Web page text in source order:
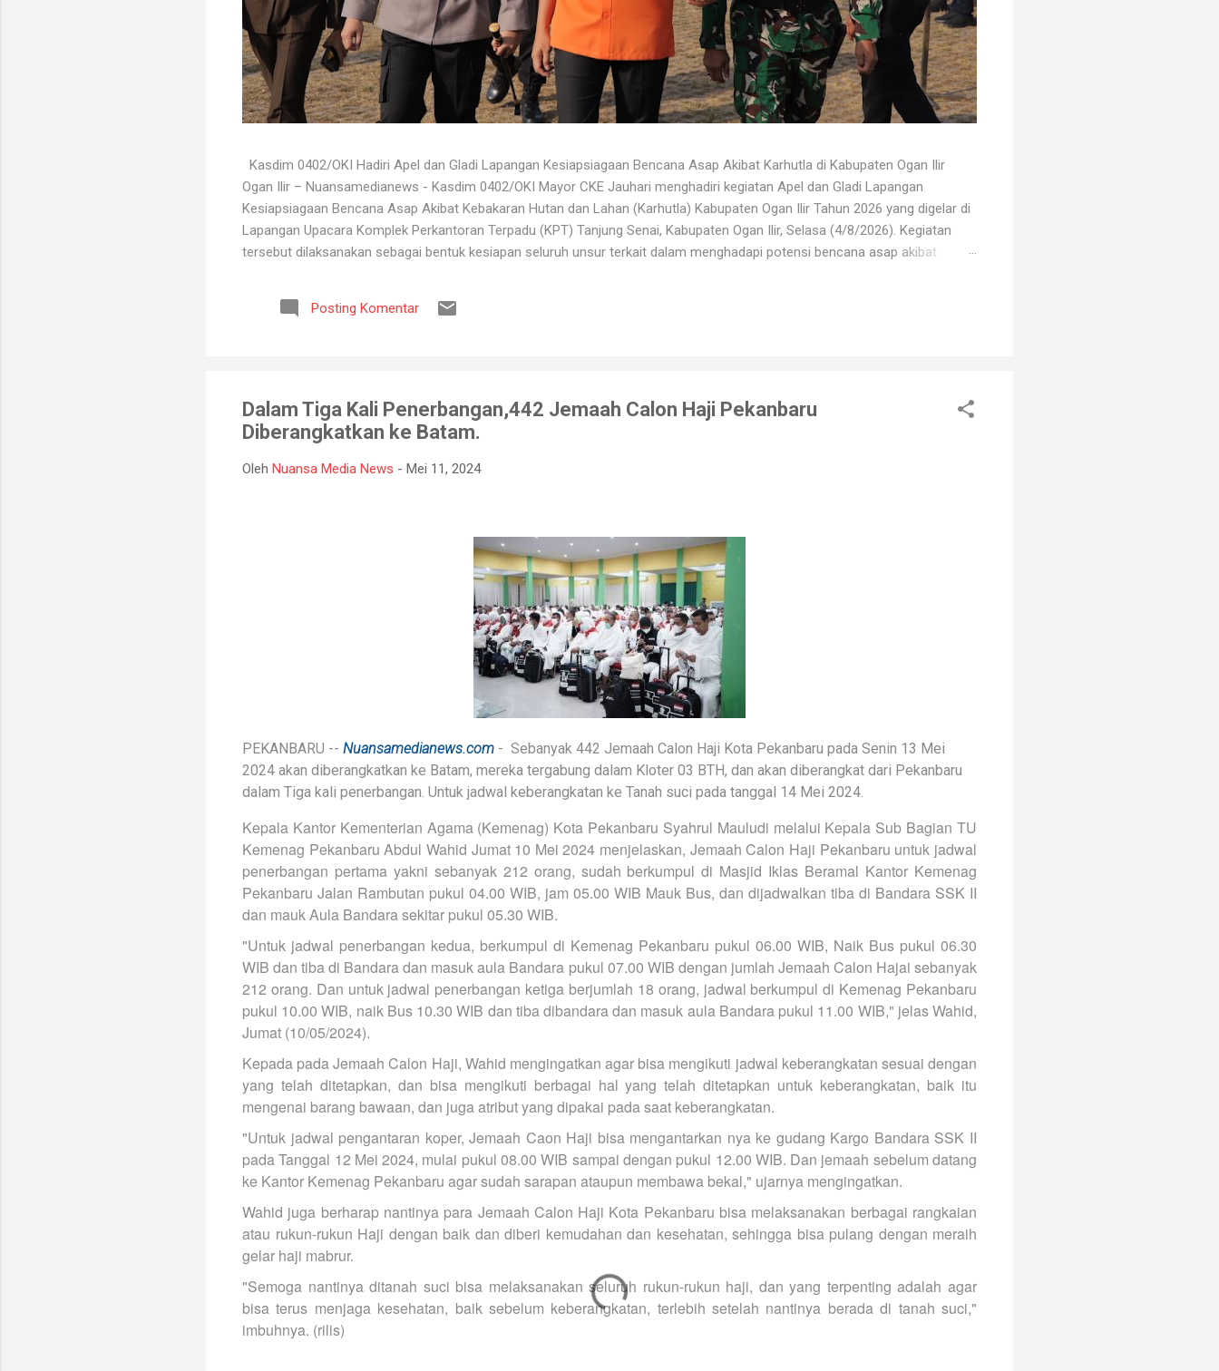
Kasdim 0402/OKI Hadiri Apel dan Gladi Lapangan Kesiapsiagaan Bencana Asap Akibat Karhutla di Kabupaten Ogan Ilir
Ogan Ilir – Nuansamedianews - Kasdim 0402/OKI Mayor CKE Jauhari menghadiri kegiatan Apel dan Gladi Lapangan
Kesiapsiagaan Bencana Asap Akibat Kebakaran Hutan dan Lahan (Karhutla) Kabupaten Ogan Ilir Tahun 2026 yang digelar di
Lapangan Upacara Komplek Perkantoran Terpadu (KPT) Tanjung Senai, Kabupaten Ogan Ilir, Selasa (4/8/2026). Kegiatan
tersebut dilaksanakan sebagai bentuk kesiapan seluruh unsur terkait dalam menghadapi potensi bencana asap akibat
BPBD, Manggala Agni, Dinas Pemadam Kebakaran, instansi pemerintah daerah, relawan, serta berbagai elemen masyarakat.
Melalui kegiatan ini, seluruh peserta mendapatkan gambaran mengenai mekanisme penanganan Karhutla, mulai dari
Posting Komentar
Dalam Tiga Kali Penerbangan,442 Jemaah Calon Haji Pekanbaru
Diberangkatkan ke Batam.
Oleh Nuansa Media News - Mei 11, 2024
PEKANBARU -- Nuansamedianews.com - Sebanyak 442 Jemaah Calon Haji Kota Pekanbaru pada Senin 13 Mei
2024 akan diberangkatkan ke Batam, mereka tergabung dalam Kloter 03 BTH, dan akan diberangkat dari Pekanbaru
dalam Tiga kali penerbangan. Untuk jadwal keberangkatan ke Tanah suci pada tanggal 14 Mei 2024.
Kepala Kantor Kementerian Agama (Kemenag) Kota Pekanbaru Syahrul Mauludi melalui Kepala Sub Bagian TU
Kemenag Pekanbaru Abdul Wahid Jumat 10 Mei 2024 menjelaskan, Jemaah Calon Haji Pekanbaru untuk jadwal
penerbangan pertama yakni sebanyak 212 orang, sudah berkumpul di Masjid Iklas Beramal Kantor Kemenag
Pekanbaru Jalan Rambutan pukul 04.00 WIB, jam 05.00 WIB Mauk Bus, dan dijadwalkan tiba di Bandara SSK II
dan mauk Aula Bandara sekitar pukul 05.30 WIB.
"Untuk jadwal penerbangan kedua, berkumpul di Kemenag Pekanbaru pukul 06.00 WIB, Naik Bus pukul 06.30
WIB dan tiba di Bandara dan masuk aula Bandara pukul 07.00 WIB dengan jumlah Jemaah Calon Hajai sebanyak
212 orang. Dan untuk jadwal penerbangan ketiga berjumlah 18 orang, jadwal berkumpul di Kemenag Pekanbaru
pukul 10.00 WIB, naik Bus 10.30 WIB dan tiba dibandara dan masuk aula Bandara pukul 11.00 WIB," jelas Wahid,
Jumat (10/05/2024).
Kepada pada Jemaah Calon Haji, Wahid mengingatkan agar bisa mengikuti jadwal keberangkatan sesuai dengan
yang telah ditetapkan, dan bisa mengikuti berbagai hal yang telah ditetapkan untuk keberangkatan, baik itu
mengenai barang bawaan, dan juga atribut yang dipakai pada saat keberangkatan.
"Untuk jadwal pengantaran koper, Jemaah Caon Haji bisa mengantarkan nya ke gudang Kargo Bandara SSK II
pada Tanggal 12 Mei 2024, mulai pukul 08.00 WIB sampai dengan pukul 12.00 WIB. Dan jemaah sebelum datang
ke Kantor Kemenag Pekanbaru agar sudah sarapan ataupun membawa bekal," ujarnya mengingatkan.
Wahid juga berharap nantinya para Jemaah Calon Haji Kota Pekanbaru bisa melaksanakan berbagai rangkaian
atau rukun-rukun Haji dengan baik dan diberi kemudahan dan kesehatan, sehingga bisa pulang dengan meraih
gelar haji mabrur.
"Semoga nantinya ditanah suci bisa melaksanakan seluruh rukun-rukun haji, dan yang terpenting adalah agar
bisa terus menjaga kesehatan, baik sebelum keberangkatan, terlebih setelah nantinya berada di tanah suci,"
imbuhnya. (rilis)